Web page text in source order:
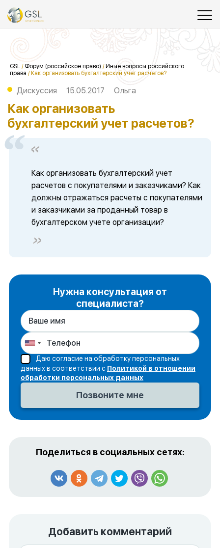
GSL / Форум (российское право) / Иные вопросы российского
права / Как организовать бухгалтерский учет расчетов?
Дискуссия 15.05.2017 Ольга
Как организовать
бухгалтерский учет расчетов?
Как организовать бухгалтерский учет
расчетов с покупателями и заказчиками? Как
должны отражаться расчеты с покупателями
и заказчиками за проданный товар в
бухгалтерском учете организации?
Нужна консультация от
специалиста?
Даю согласие на обработку персональных
данных в соответствии с Политикой в отношении
обработки персональных данных
Поделиться в социальных сетях:
Добавить комментарий